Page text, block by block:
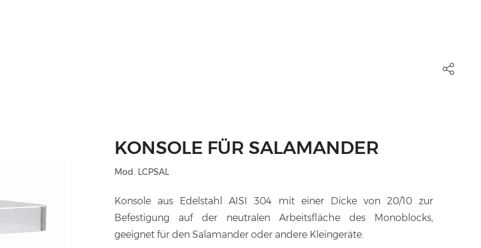
KONSOLE FÜR SALAMANDER
Mod. LCPSAL
Konsole aus Edelstahl AISI 304 mit einer Dicke von 20/10 zur
Befestigung auf der neutralen Arbeitsfläche des Monoblocks,
geeignet für den Salamander oder andere Kleingeräte.